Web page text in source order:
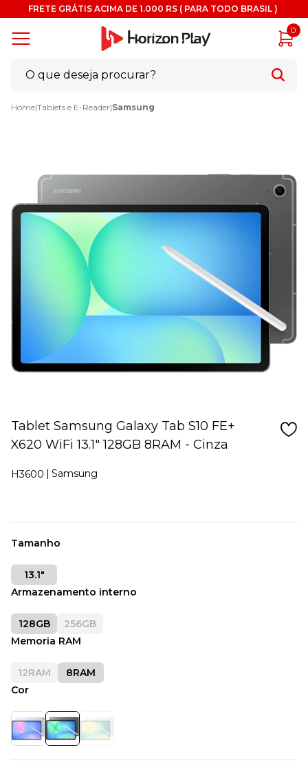
FRETE GRÁTIS ACIMA DE 1.000 RS ( PARA TODO BRASIL )
0
Home|Tablets e E-Reader|Samsung
Tablet Samsung Galaxy Tab S10 FE+
X620 WiFi 13.1" 128GB 8RAM - Cinza
H3600 Samsung
Tamanho
13.1"
Armazenamento interno
128GB
256GB
Memoria RAM
12RAM
8RAM
Cor